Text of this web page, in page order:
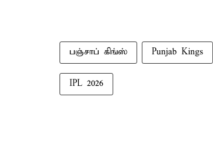
பஞ்சாப் கிங்ஸ் Punjab Kings
IPL 2026